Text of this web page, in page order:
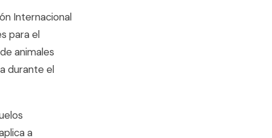
Internacional
para el
animales
durante el
a